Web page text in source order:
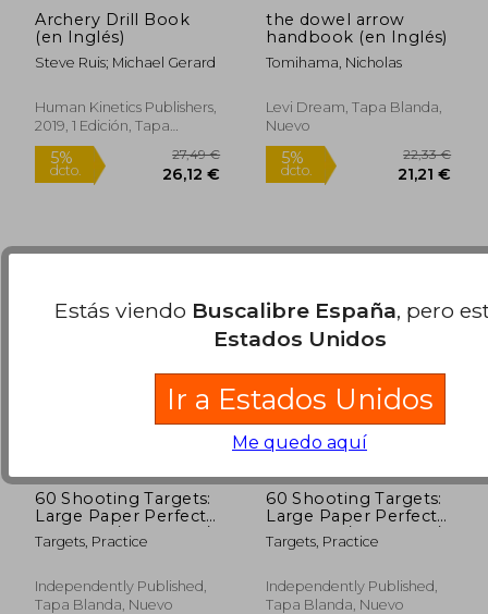
5%
dcto. 18,65 € dcto.
Archery Drill Book
(en Inglés)
Steve Ruis; Michael Gerard
Human Kinetics Publishers,
2019, 1 Edición, Tapa
Blanda, Nuevo
the dowel arrow
handbook (en Inglés)
Tomihama, Nicholas
Levi Dream, Tapa Blanda,
Nuevo
60 Shooting Targets:
Large Paper Perfect
for Rifles / Firearms /
BB / AirSoft / Pistols /
(en Inglés)
Targets, Practice
Independently Published,
Tapa Blanda, Nuevo
60 Shooting Targets:
Large Paper Perfect
for Rifles / Firearms /
BB / AirSoft / Pistols /
(en Inglés)
Targets, Practice
Independently Published,
Tapa Blanda, Nuevo
Estás viendo Buscalibre España, pero
Estados Unidos
Ir a Estados Unidos
Me quedo aquí